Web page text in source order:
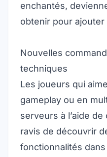
enchantés,
obtenir pour
Nouvelles
techniques
Les joueurs qui
gameplay ou en
serveurs à l’aide
ravis de découvrir
fonctionnalités dans